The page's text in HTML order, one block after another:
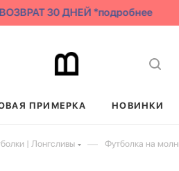
30 ДНЕЙ *подробнее
ПРИМЕРКА НОВИНКИ
| Лонгсливы — Футболка на